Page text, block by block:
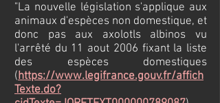
"La nouvelle législation s'applique aux
animaux d'espèces non domestique, et
donc pas aux axolotls albinos vu
l'arrêté du 11 aout 2006 fixant la liste
des espèces domestiques
(https://www.legifrance.gouv.fr/affich
Texte.do?